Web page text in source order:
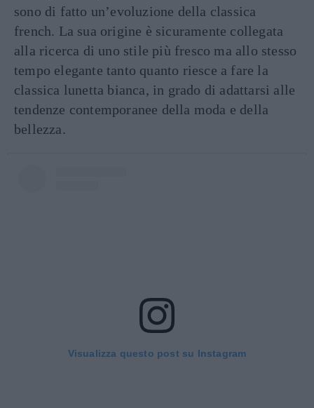
sono di fatto un’evoluzione della classica
french. La sua origine è sicuramente collegata
alla ricerca di uno stile più fresco ma allo stesso
tempo elegante tanto quanto riesce a fare la
classica lunetta bianca, in grado di adattarsi alle
tendenze contemporanee della moda e della
bellezza.
Visualizza questo post su Instagram